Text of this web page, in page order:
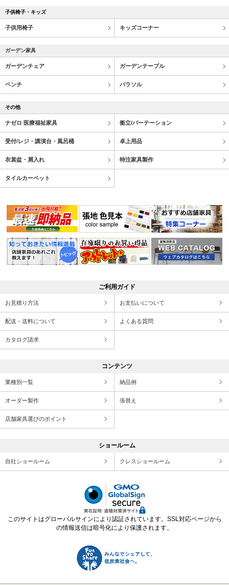
子供椅子・キッズ
子供用椅子 キッズコーナー
ガーデン家具
ガーデンチェア ガーデンテーブル
ベンチ パラソル
その他
ナゼロ 医療福祉家具 衝立/パーテーション
受付/レジ・講演台・風呂桶 卓上用品
衣裳盆・屑入れ 特注家具製作
タイルカーペット
ご利用ガイド
お見積り方法 お支払いについて
配送・送料について よくある質問
カタログ請求
コンテンツ
業種別一覧 納品例
オーダー製作 張替え
店舗家具選びのポイント
ショールーム
自社ショールーム クレスショールーム
このサイトはグローバルサインにより認証されています。SSL対応ページから
の情報送信は暗号化により保護されます。